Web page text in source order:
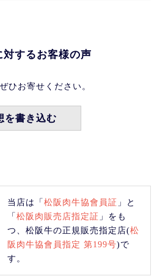
対するお客様の声
ひお寄せください。
を書き込む
当店は「松阪肉牛協會員証 」と
「松阪肉販売店指定証 」をも
つ、松阪牛の正規販売指定店(松
阪肉牛協會員指定 第199号)で
す。